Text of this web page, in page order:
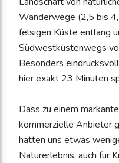
Wanderwege (2,5 bis
felsigen Küste entlang
Südwestküstenwegs
Besonders
hier exakt 23 Minuten
Dass zu einem
kommerzielle Anbieter
hätten uns etwas
Naturerlebnis, auch für